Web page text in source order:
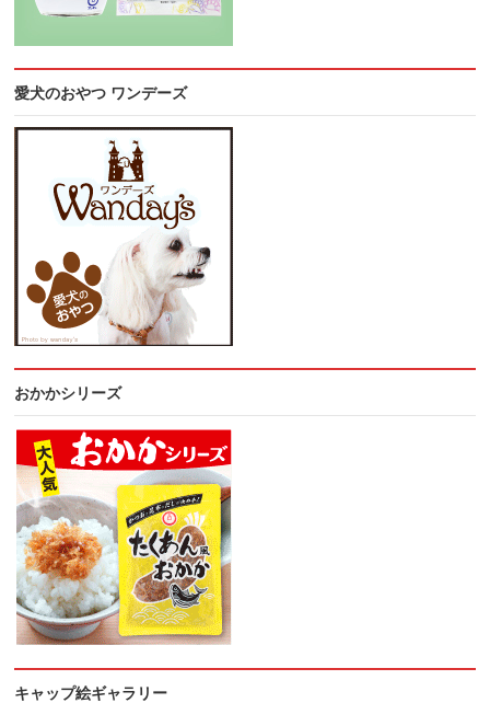
愛犬のおやつ ワンデーズ
おかかシリーズ
キャップ絵ギャラリー